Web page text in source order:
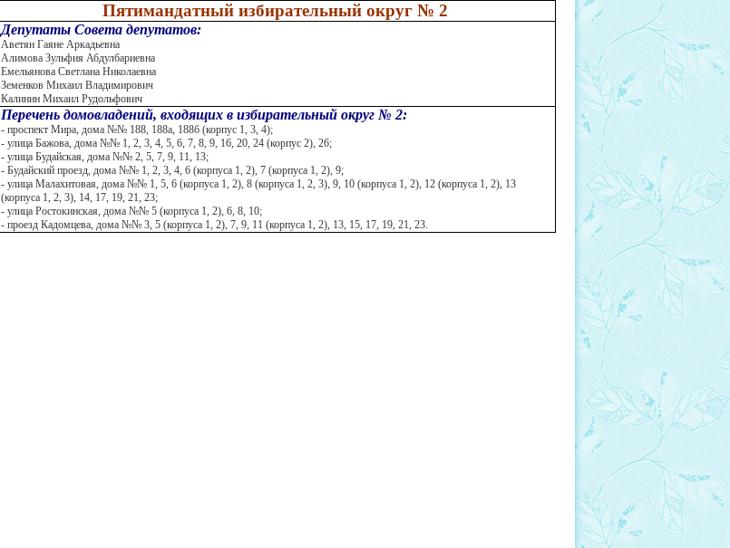
Пятимандатный избирательный округ № 2
Депутаты Совета депутатов:
Аветян Гаяне Аркадьевна
Алимова Зульфия Абдулбариевна
Емельянова Светлана Николаевна
Земенков Михаил Владимирович
Калинин Михаил Рудольфович
Перечень домовладений, входящих в избирательный округ № 2:
- проспект Мира, дома №№ 188, 188а, 188б (корпус 1, 3, 4);
- улица Бажова, дома №№ 1, 2, 3, 4, 5, 6, 7, 8, 9, 16, 20, 24 (корпус 2), 26;
- улица Будайская, дома №№ 2, 5, 7, 9, 11, 13;
- Будайский проезд, дома №№ 1, 2, 3, 4, 6 (корпуса 1, 2), 7 (корпуса 1, 2), 9;
- улица Малахитовая, дома №№ 1, 5, 6 (корпуса 1, 2), 8 (корпуса 1, 2, 3), 9, 10 (корпуса 1, 2), 12 (корпуса 1, 2), 13
(корпуса 1, 2, 3), 14, 17, 19, 21, 23;
- улица Ростокинская, дома №№ 5 (корпуса 1, 2), 6, 8, 10;
- проезд Кадомцева, дома №№ 3, 5 (корпуса 1, 2), 7, 9, 11 (корпуса 1, 2), 13, 15, 17, 19, 21, 23.